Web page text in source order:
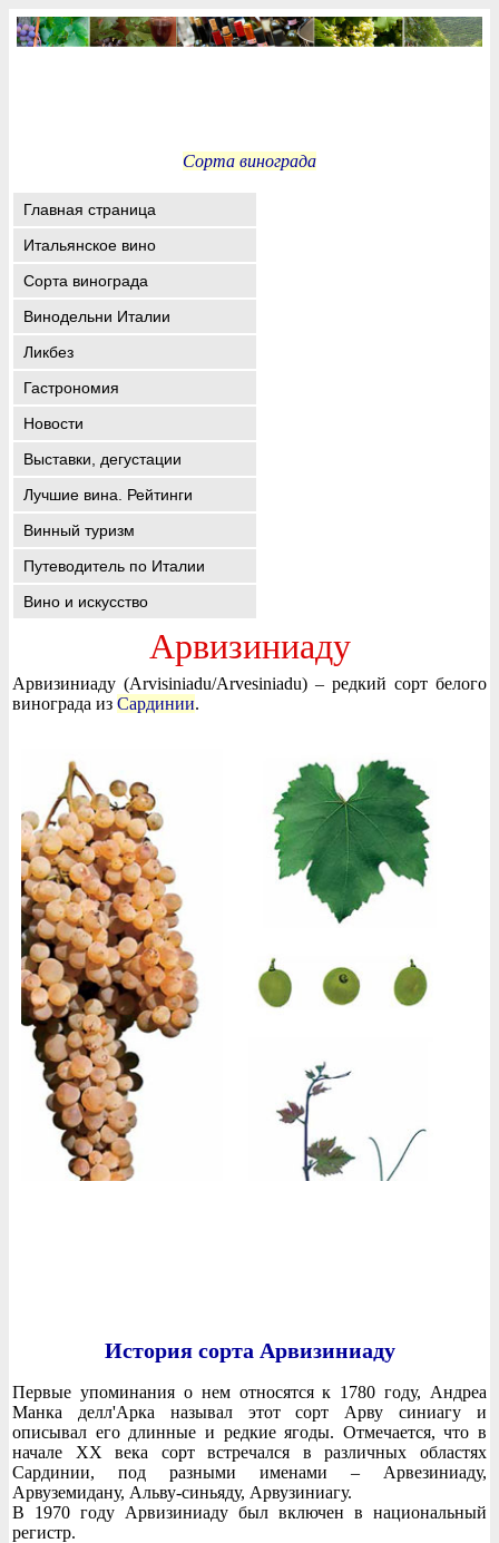
Сорта винограда
Главная страница
Итальянское вино
Сорта винограда
Винодельни Италии
Ликбез
Гастрономия
Новости
Выставки, дегустации
Лучшие вина. Рейтинги
Винный туризм
Путеводитель по Италии
Вино и искусство
Арвизиниаду
Арвизиниаду (Arvisiniadu/Arvesiniadu) – редкий сорт белого
винограда из Сардинии.
История сорта Арвизиниаду
Первые упоминания о нем относятся к 1780 году, Андреа
Манка делл'Арка называл этот сорт Арву синиагу и
описывал его длинные и редкие ягоды. Отмечается, что в
начале XX века сорт встречался в различных областях
Сардинии, под разными именами – Арвезиниаду,
Арвуземидану, Альву-синьяду, Арвузиниагу.
В 1970 году Арвизиниаду был включен в национальный
регистр.